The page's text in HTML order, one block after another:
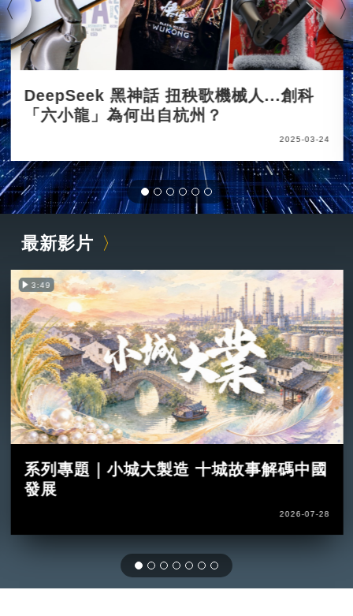
DeepSeek 黑神話 扭秧歌機械人...創科
「六小龍」為何出自杭州？
2025-03-24
最新影片
3:49
系列專題｜小城大製造 十城故事解碼中國
發展
2026-07-28